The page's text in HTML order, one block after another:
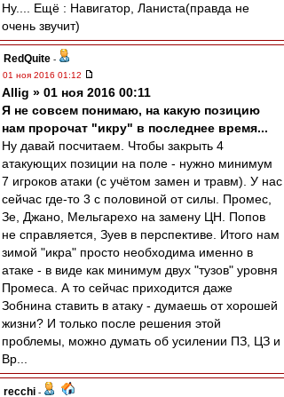
Ну.... Ещё : Навигатор, Ланиста(правда не
очень звучит)
RedQuite -
01 ноя 2016 01:12
Allig » 01 ноя 2016 00:11
Я не совсем понимаю, на какую позицию
нам пророчат "икру" в последнее время...
Ну давай посчитаем. Чтобы закрыть 4
атакующих позиции на поле - нужно минимум
7 игроков атаки (с учётом замен и травм). У нас
сейчас где-то 3 с половиной от силы. Промес,
Зе, Джано, Мельгарехо на замену ЦН. Попов
не справляется, Зуев в перспективе. Итого нам
зимой "икра" просто необходима именно в
атаке - в виде как минимум двух "тузов" уровня
Промеса. А то сейчас приходится даже
Зобнина ставить в атаку - думаешь от хорошей
жизни? И только после решения этой
проблемы, можно думать об усилении ПЗ, ЦЗ и
Вр...
recchi -